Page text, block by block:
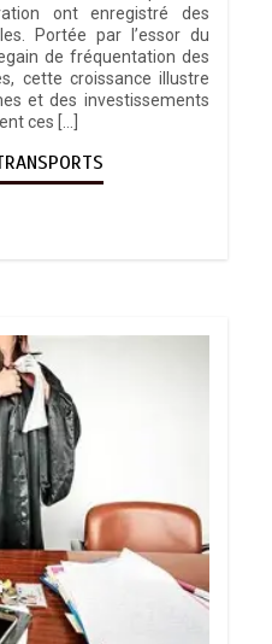
ont enregistré des
Portée par l’essor du
de fréquentation des
cette croissance illustre
et des investissements
ces […]